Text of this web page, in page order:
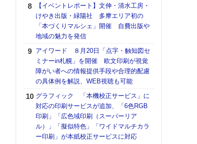
【イベントレポート】文伸・清水工房・
けやき出版・緑陽社 多摩エリア初の
「本づくりマルシェ」開催 自費出版や
地域の魅力を発信
アイワード ８月20日「点字・触知図セ
ミナーin札幌」を開催 欧文印刷が視覚
障がい者への情報提供手段や合理的配慮
の具体例を解説、WEB視聴も可能
グラフィック 「本機校正サービス」に
対応の印刷サービスが追加、「6色RGB
印刷」「広色域印刷（スーパーリア
ル）」「擬似特色」「ワイドマルチカラ
ー印刷」が本紙校正サービスに対応